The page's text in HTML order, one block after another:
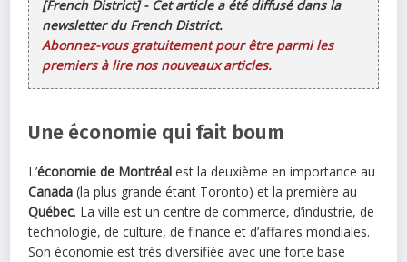
[French District] - Cet article a été diffusé dans la
newsletter du French District.
Abonnez-vous gratuitement pour être parmi les
premiers à lire nos nouveaux articles.
Une économie qui fait boum
L’économie de Montréal est la deuxième en importance au
Canada (la plus grande étant Toronto) et la première au
Québec. La ville est un centre de commerce, d’industrie, de
technologie, de culture, de finance et d’affaires mondiales.
Son économie est très diversifiée avec une forte base